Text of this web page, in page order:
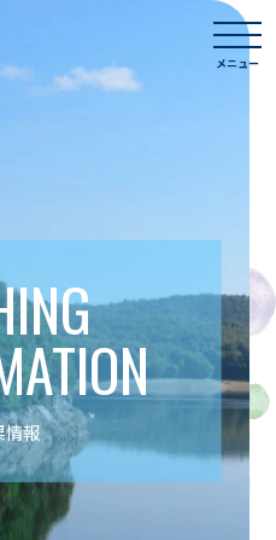
メニュー
情報